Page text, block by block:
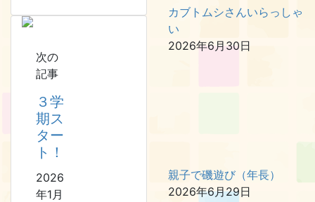
次の
記事
３学
期ス
ター
ト！
2026
年1月
カブトムシさんいらっしゃ
い
2026年6月30日
親子で磯遊び（年長）
2026年6月29日